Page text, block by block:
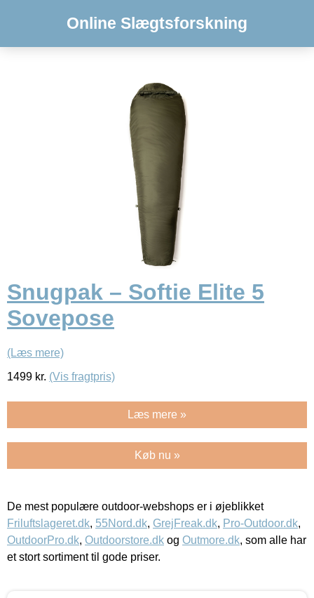
Online Slægtsforskning
Snugpak – Softie Elite 5
Sovepose
(Læs mere)
1499 kr. (Vis fragtpris)
Læs mere »
Køb nu »
De mest populære outdoor-webshops er i øjeblikket
Friluftslageret.dk, 55Nord.dk, GrejFreak.dk, Pro-Outdoor.dk,
OutdoorPro.dk, Outdoorstore.dk og Outmore.dk, som alle har
et stort sortiment til gode priser.